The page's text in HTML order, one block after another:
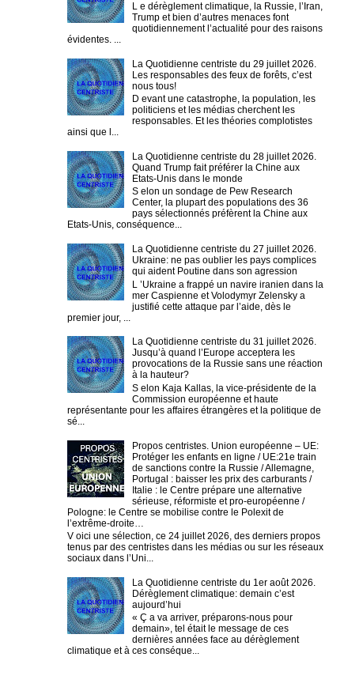
L e dérèglement climatique, la Russie, l’Iran,
Trump et bien d’autres menaces font
quotidiennement l’actualité pour des raisons
évidentes. ...
La Quotidienne centriste du 29 juillet 2026.
Les responsables des feux de forêts, c’est
nous tous!
D evant une catastrophe, la population, les
politiciens et les médias cherchent les
responsables. Et les théories complotistes
ainsi que l...
La Quotidienne centriste du 28 juillet 2026.
Quand Trump fait préférer la Chine aux
Etats-Unis dans le monde
S elon un sondage de Pew Research
Center, la plupart des populations des 36
pays sélectionnés préfèrent la Chine aux
Etats-Unis, conséquence...
La Quotidienne centriste du 27 juillet 2026.
Ukraine: ne pas oublier les pays complices
qui aident Poutine dans son agression
L ’Ukraine a frappé un navire iranien dans la
mer Caspienne et Volodymyr Zelensky a
justifié cette attaque par l’aide, dès le
premier jour, ...
La Quotidienne centriste du 31 juillet 2026.
Jusqu’à quand l’Europe acceptera les
provocations de la Russie sans une réaction
à la hauteur?
S elon Kaja Kallas, la vice-présidente de la
Commission européenne et haute
représentante pour les affaires étrangères et la politique de
sé...
Propos centristes. Union européenne – UE:
Protéger les enfants en ligne / UE:21e train
de sanctions contre la Russie / Allemagne,
Portugal : baisser les prix des carburants /
Italie : le Centre prépare une alternative
sérieuse, réformiste et pro-européenne /
Pologne: le Centre se mobilise contre le Polexit de
l’extrême-droite…
V oici une sélection, ce 24 juillet 2026, des derniers propos
tenus par des centristes dans les médias ou sur les réseaux
sociaux dans l’Uni...
La Quotidienne centriste du 1er août 2026.
Dérèglement climatique: demain c’est
aujourd’hui
« Ç a va arriver, préparons-nous pour
demain», tel était le message de ces
dernières années face au dérèglement
climatique et à ces conséque...